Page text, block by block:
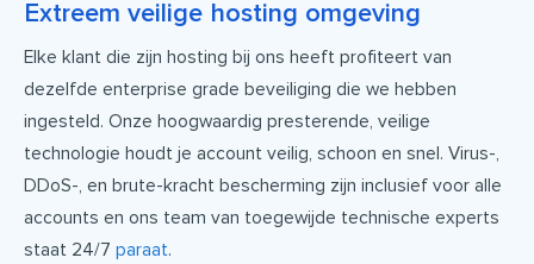
Extreem veilige hosting omgeving
Elke klant die zijn hosting bij ons heeft profiteert van
dezelfde enterprise grade beveiliging die we hebben
ingesteld. Onze hoogwaardig presterende, veilige
technologie houdt je account veilig, schoon en snel. Virus-,
DDoS-, en brute-kracht bescherming zijn inclusief voor alle
accounts en ons team van toegewijde technische experts
staat 24/7 paraat.